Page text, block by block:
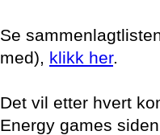
Se
med), klikk her.
Det vil etter hvert
Energy games